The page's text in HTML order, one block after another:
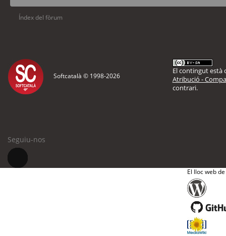
Índex del fòrum
Softcatalà © 1998-2026
El contingut està
Atribució -
contrari.
Seguiu-nos
El lloc web